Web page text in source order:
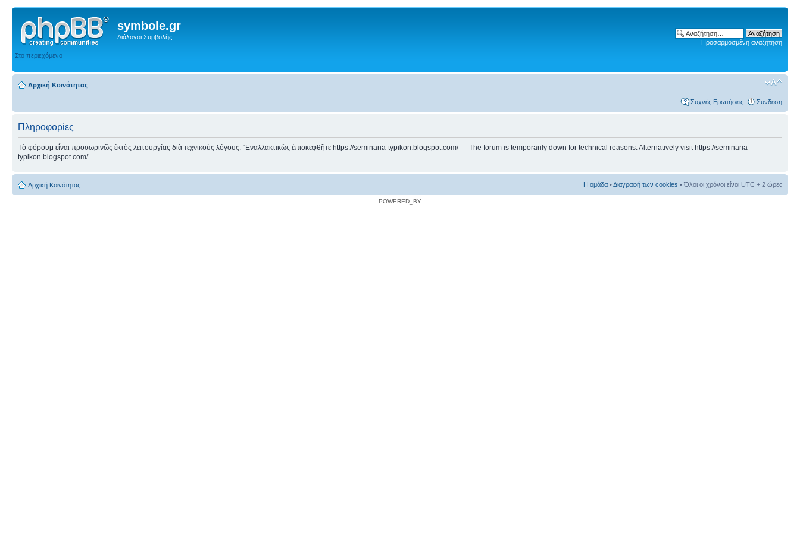
symbole.gr
Διάλογοι Συμβολῆς
Στο περιεχόμενο
Προσαρμοσμένη αναζήτηση
Αρχική Κοινότητας
Συχνές Ερωτήσεις Συνδεση
Πληροφορίες
Τὸ φόρουμ εἶναι προσωρινῶς ἐκτὸς λειτουργίας διὰ τεχνικοὺς λόγους. ᾿Εναλλακτικῶς ἐπισκεφθῆτε https://seminaria-typikon.blogspot.com/ — The forum is temporarily down for technical reasons. Alternatively visit https://seminaria-
typikon.blogspot.com/
Αρχική Κοινότητας Η ομάδα •Διαγραφή των cookies • Όλοι οι χρόνοι είναι UTC + 2 ώρες
POWERED_BY